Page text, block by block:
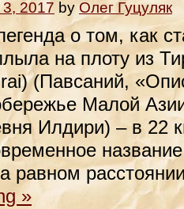
2017 by Олег Гуцуляк
о том, как
на плоту из
(Павсаний,
Малой
Илдири) – в 22
равном
»